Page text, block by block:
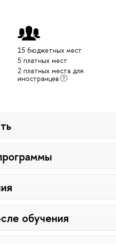
15 бюджетных мест
5 платных мест
2 платных места для
иностранцев
обучения